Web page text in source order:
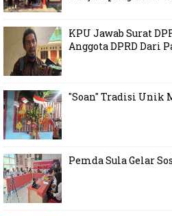
KPU Jawab Surat
Anggota DPRD Dari
"Soan" Tradisi Unik
Pemda Sula Gelar